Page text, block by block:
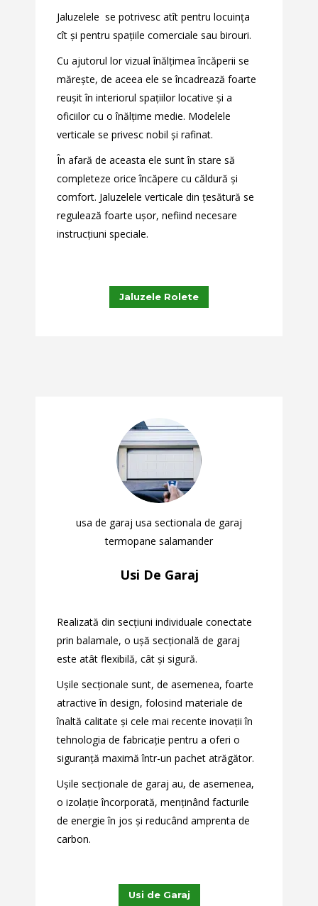
Jaluzelele se potrivesc atît pentru locuința
cît și pentru spațiile comerciale sau birouri.
Cu ajutorul lor vizual înălțimea încăperii se
mărește, de aceea ele se încadrează foarte
reușit în interiorul spațiilor locative și a
oficiilor cu o înălțime medie. Modelele
verticale se privesc nobil și rafinat.
În afară de aceasta ele sunt în stare să
completeze orice încăpere cu căldură și
comfort. Jaluzelele verticale din țesătură se
regulează foarte ușor, nefiind necesare
instrucțiuni speciale.
Jaluzele Rolete
usa de garaj usa sectionala de garaj
termopane salamander
Usi De Garaj
Realizată din secțiuni individuale conectate
prin balamale, o ușă secțională de garaj
este atât flexibilă, cât și sigură.
Ușile secționale sunt, de asemenea, foarte
atractive în design, folosind materiale de
înaltă calitate și cele mai recente inovații în
tehnologia de fabricație pentru a oferi o
siguranță maximă într-un pachet atrăgător.
Ușile secționale de garaj au, de asemenea,
o izolație încorporată, menținând facturile
de energie în jos și reducând amprenta de
carbon.
Usi de Garaj